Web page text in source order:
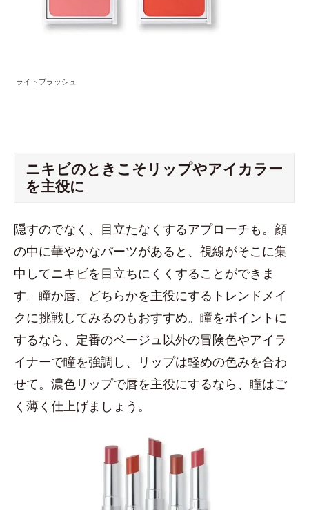
ライトブラッシュ
ニキビのときこそリップやアイカラー
を主役に
隠すのでなく、目立たなくするアプローチも。顔
の中に華やかなパーツがあると、視線がそこに集
中してニキビを目立ちにくくすることができま
す。瞳か唇、どちらかを主役にするトレンドメイ
クに挑戦してみるのもおすすめ。瞳をポイントに
するなら、定番のベージュ以外の冒険色やアイラ
イナーで瞳を強調し、リップは軽めの色みを合わ
せて。濃色リップで唇を主役にするなら、瞳はご
く薄く仕上げましょう。